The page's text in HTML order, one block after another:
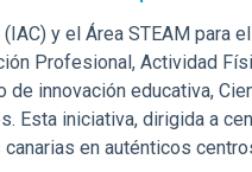
y el Área STEAM para
Profesional, Actividad
innovación educativa,
Esta iniciativa, dirigida a
en auténticos